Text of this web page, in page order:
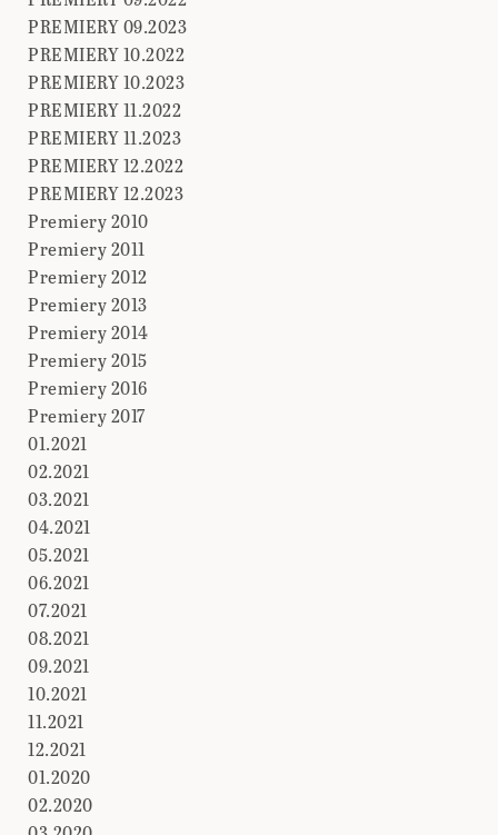
PREMIERY 09.2023
PREMIERY 10.2022
PREMIERY 10.2023
PREMIERY 11.2022
PREMIERY 11.2023
PREMIERY 12.2022
PREMIERY 12.2023
Premiery 2010
Premiery 2011
Premiery 2012
Premiery 2013
Premiery 2014
Premiery 2015
Premiery 2016
Premiery 2017
01.2021
02.2021
03.2021
04.2021
05.2021
06.2021
07.2021
08.2021
09.2021
10.2021
11.2021
12.2021
01.2020
02.2020